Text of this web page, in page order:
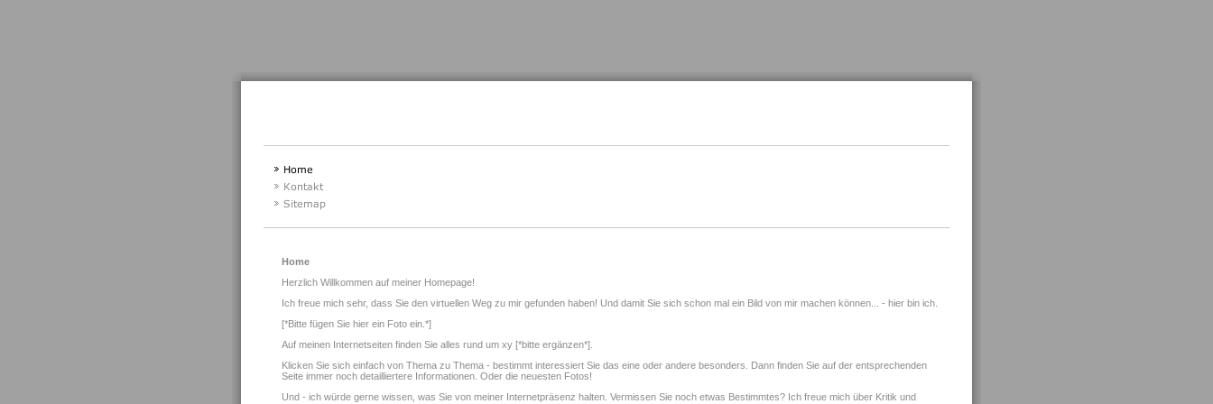
Home
Herzlich Willkommen auf meiner Homepage!
Ich freue mich sehr, dass Sie den virtuellen Weg zu mir gefunden haben! Und damit Sie sich schon mal ein Bild von mir machen können... - hier bin ich.
[*Bitte fügen Sie hier ein Foto ein.*]
Auf meinen Internetseiten finden Sie alles rund um xy [*bitte ergänzen*].
Klicken Sie sich einfach von Thema zu Thema - bestimmt interessiert Sie das eine oder andere besonders. Dann finden Sie auf der entsprechenden
Seite immer noch detailliertere Informationen. Oder die neuesten Fotos!
Und - ich würde gerne wissen, was Sie von meiner Internetpräsenz halten. Vermissen Sie noch etwas Bestimmtes? Ich freue mich über Kritik und